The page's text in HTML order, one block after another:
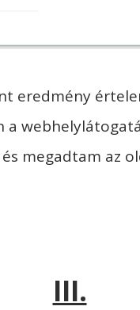
eredmény
a
megadtam az
III.